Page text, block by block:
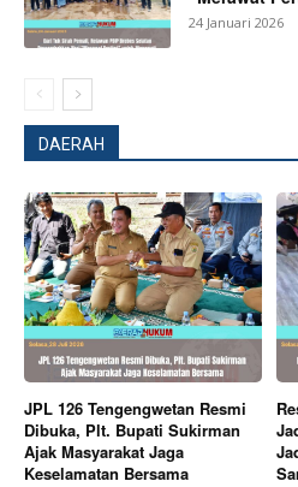
SUBSCRIBE
Company
24 Januari 2026
DAERAH
JPL 126 Tengengwetan Resmi
Dibuka, Plt. Bupati Sukirman
Ajak Masyarakat Jaga
Keselamatan Bersama